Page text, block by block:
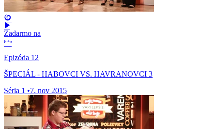
Zadarmo na
Epizóda 12
ŠPECIÁL - HABOVCI VS. HAVRANOVCI 3
Séria 1 •7. nov 2015